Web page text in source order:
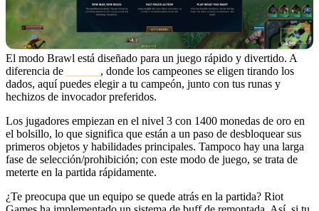
El modo Brawl está diseñado para un juego rápido y divertido. A
diferencia de
, donde los campeones se eligen tirando los
dados, aquí puedes elegir a tu campeón, junto con tus runas y
hechizos de invocador preferidos.
Los jugadores empiezan en el nivel 3 con 1400 monedas de oro en
el bolsillo, lo que significa que están a un paso de desbloquear sus
primeros objetos y habilidades principales. Tampoco hay una larga
fase de selección/prohibición; con este modo de juego, se trata de
meterte en la partida rápidamente.
¿Te preocupa que un equipo se quede atrás en la partida? Riot